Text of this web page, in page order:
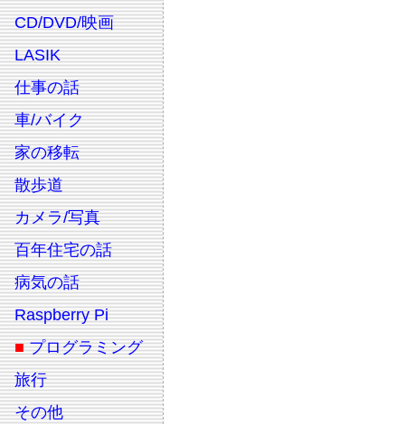
CD/DVD/映画
LASIK
仕事の話
車/バイク
家の移転
散歩道
カメラ/写真
百年住宅の話
病気の話
Raspberry Pi
■ プログラミング
旅行
その他